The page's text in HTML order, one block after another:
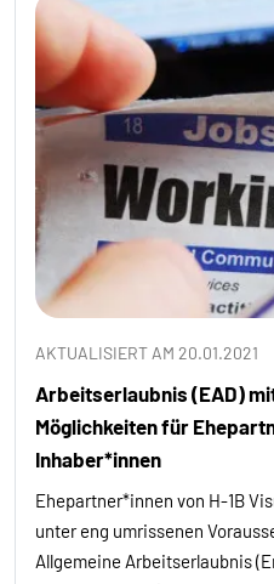
AKTUALISIERT AM 20.01.2021
Arbeitserlaubnis (EAD)
Möglichkeiten für
Inhaber*innen
Ehepartner*innen von H-1B
unter eng umrissenen
Allgemeine Arbeitserlaubnis